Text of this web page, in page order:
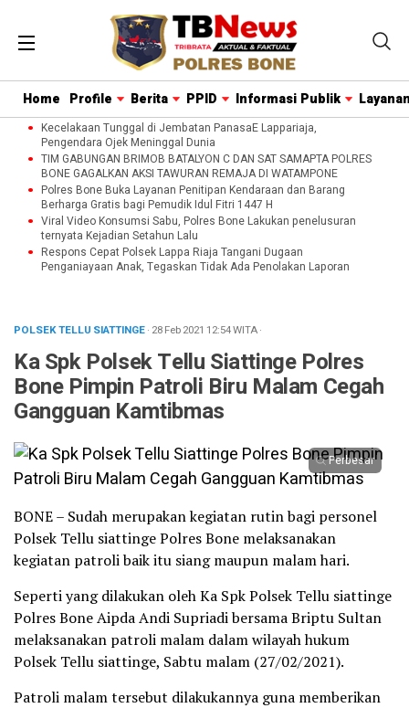
Home Profile Berita PPID Informasi Publik
Kecelakaan Tunggal di Jembatan PanasaE Lappariaja,
Pengendara Ojek Meninggal Dunia
TIM GABUNGAN BRIMOB BATALYON C DAN SAT SAMAPTA POLRES
BONE GAGALKAN AKSI TAWURAN REMAJA DI WATAMPONE
Polres Bone Buka Layanan Penitipan Kendaraan dan Barang
Berharga Gratis bagi Pemudik Idul Fitri 1447 H
Viral Video Konsumsi Sabu, Polres Bone Lakukan penelusuran
ternyata Kejadian Setahun Lalu
Respons Cepat Polsek Lappa Riaja Tangani Dugaan
Penganiayaan Anak, Tegaskan Tidak Ada Penolakan Laporan
POLSEK TELLU SIATTINGE· 28 Feb 2021 12:54WITA·
Ka Spk Polsek Tellu Siattinge Polres
Bone Pimpin Patroli Biru Malam Cegah
Gangguan Kamtibmas
Perbesar
BONE – Sudah merupakan kegiatan rutin bagi personel
Polsek Tellu siattinge Polres Bone melaksanakan
kegiatan patroli baik itu siang maupun malam hari.
Seperti yang dilakukan oleh Ka Spk Polsek Tellu siattinge
Polres Bone Aipda Andi Supriadi bersama Briptu Sultan
melaksanakan patroli malam dalam wilayah hukum
Polsek Tellu siattinge, Sabtu malam (27/02/2021).
Patroli malam tersebut dilakukannya guna memberikan